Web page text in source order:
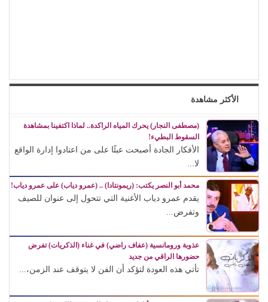
الأكثر مشاهدة
(مصطفى النجار) يحرك المياه الراكدة.. لماذا اكتفينا بمشاهدة
السقوط البطيء!
الأفكار الجادة أصبحت عبئًا على من اعتادوا إدارة الواقع
لا...
محمد أبو النصر يكتب: (ريمونتادا) .. (عمرو دياب) على عمرو دياب!
يقدم عمرو دياب الأغنية التي تتحول إلى عنوان للصيف
وتفرض...
عذوبة ورومانسية (عفاف راضي) في غناء (الذكريات) تفرض
حضورها الراقي من جديد
تأتي هذه العودة لتؤكد أن الفن لا يتوقف عند الزمن،...